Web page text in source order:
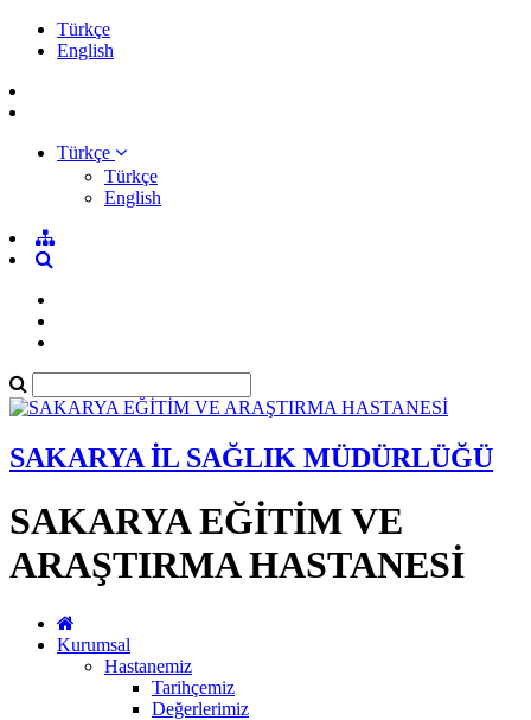
Türkçe
English
Türkçe
Türkçe
English
SAKARYA İL SAĞLIK MÜDÜRLÜĞÜ
SAKARYA EĞİTİM VE
ARAŞTIRMA HASTANESİ
Kurumsal
Hastanemiz
Tarihçemiz
Değerlerimiz